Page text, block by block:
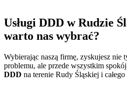
Usługi DDD w Rudzie
warto nas wybrać?
Wybierając naszą firmę, zyskujesz nie
problemu, ale przede wszystkim
DDD na terenie Rudy Śląskiej i